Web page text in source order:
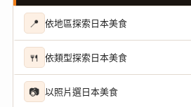
📍 依地區探索日本美食
🍴 依類型探索日本美食
📷 以照片選日本美食